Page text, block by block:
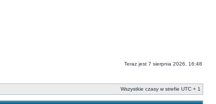
Teraz jest 7 sierpnia 2026, 16:48
Wszystkie czasy w strefie UTC + 1